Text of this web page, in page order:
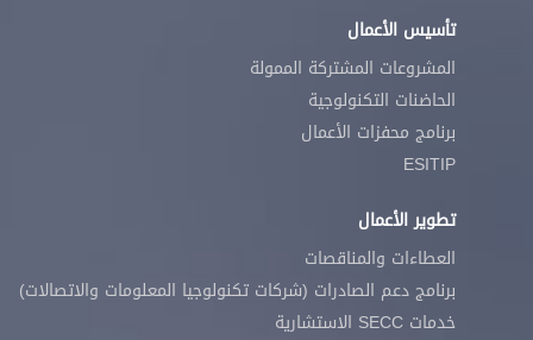
تأسيس الأعمال
المشروعات المشتركة الممولة
الحاضنات التكنولوجية
برنامج محفزات الأعمال
ESITIP
تطوير الأعمال
العطاءات والمناقصات
برنامج دعم الصادرات (شركات تكنولوجيا المعلومات والاتصالات)
خدمات SECC الاستشارية